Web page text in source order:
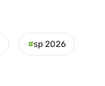
#sp 2026